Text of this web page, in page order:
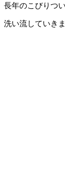
長年のこびりつ
洗い流していきま